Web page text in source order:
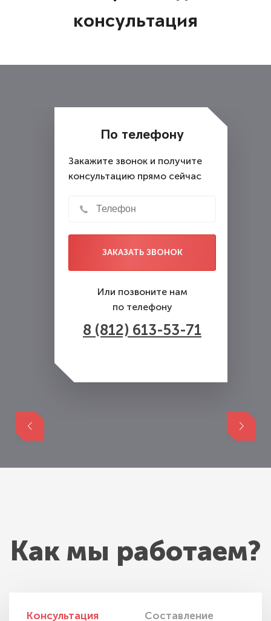
ИНСТАНЦИЯ" ориентируется на
адекватные цены. А также в рамках
консультация
По телефону
Закажите звонок и получите
консультацию прямо сейчас
ЗАКАЗАТЬ ЗВОНОК
Или позвоните нам
по телефону
8 (812) 613-53-71
Как мы работаем?
Консультация
Составление